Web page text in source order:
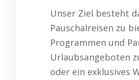
Unser Ziel besteht
Pauschalreisen zu
Programmen und
Urlaubsangeboten
oder ein exklusives